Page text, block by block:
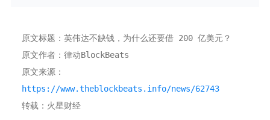
原文标题：英伟达不缺钱，为什么还要借 200 亿美元？
原文作者：律动BlockBeats
原文来源：
https://www.theblockbeats.info/news/62743
转载：火星财经